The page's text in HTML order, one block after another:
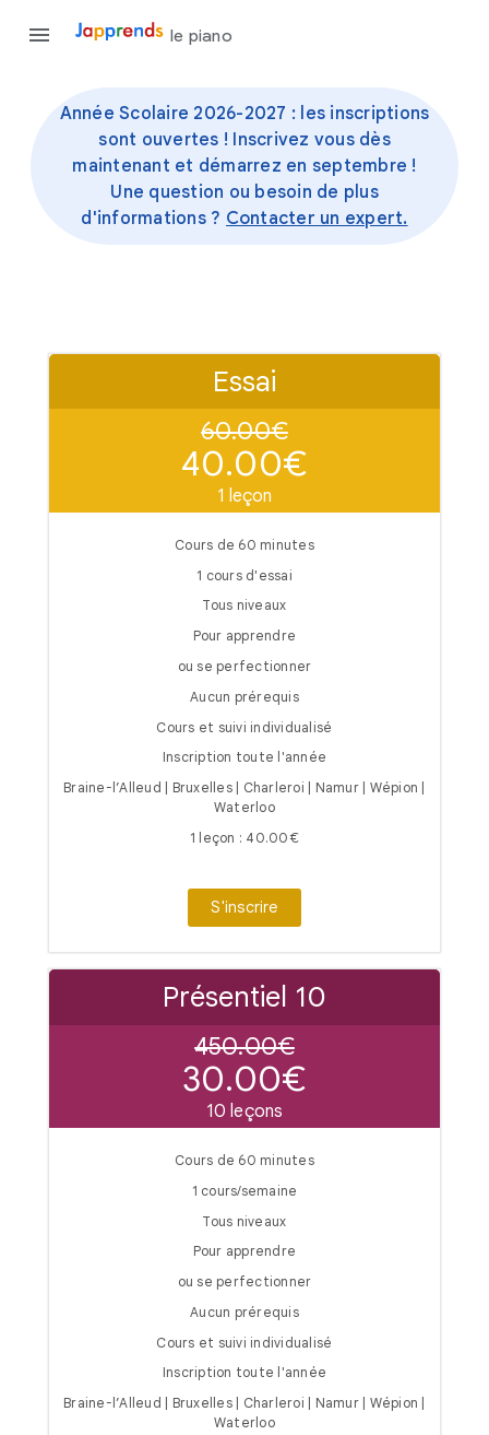
le piano
Année Scolaire 2026-2027 : les inscriptions
sont ouvertes ! Inscrivez vous dès
maintenant et démarrez en septembre !
Une question ou besoin de plus
d'informations ? Contacter un expert.
Essai
60.00€
40.00€
1 leçon
Cours de 60 minutes
1 cours d'essai
Tous niveaux
Pour apprendre
ou se perfectionner
Aucun prérequis
Cours et suivi individualisé
Inscription toute l'année
Braine-l’Alleud | Bruxelles | Charleroi | Namur | Wépion |
Waterloo
1 leçon : 40.00€
S'inscrire
Présentiel 10
450.00€
30.00€
10 leçons
Cours de 60 minutes
1 cours/semaine
Tous niveaux
Pour apprendre
ou se perfectionner
Aucun prérequis
Cours et suivi individualisé
Inscription toute l'année
Braine-l’Alleud | Bruxelles | Charleroi | Namur | Wépion |
Waterloo